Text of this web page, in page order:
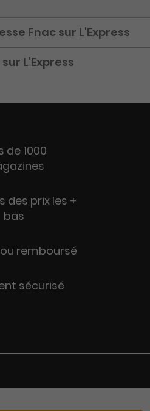
Fnac sur L'Express
L'Express
de 1000
des prix les +
bas
remboursé
sécurisé